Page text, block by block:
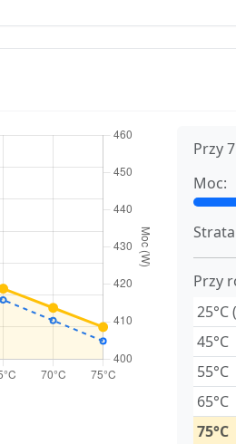
Przy
Moc:
Przy
25°C
45°C
55°C
65°C
75°C